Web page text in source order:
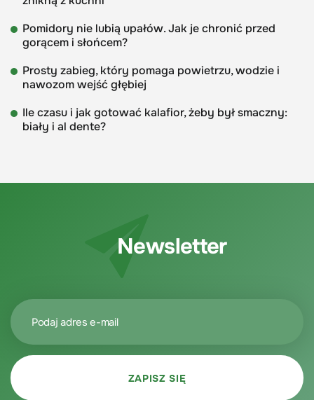
Pomidory nie lubią upałów. Jak je chronić przed
gorącem i słońcem?
Prosty zabieg, który pomaga powietrzu, wodzie i
nawozom wejść głębiej
Ile czasu i jak gotować kalafior, żeby był smaczny:
biały i al dente?
Newsletter